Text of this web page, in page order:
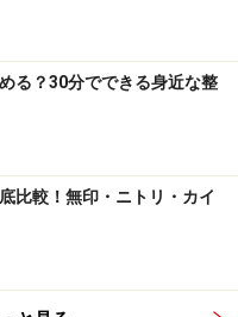
る？30分でできる身近な整
比較！無印・ニトリ・カイ